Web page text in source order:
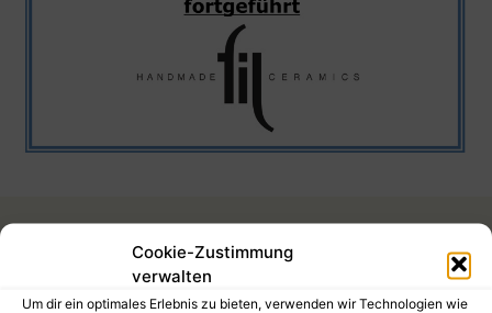
Cookie-Zustimmung
verwalten
Um dir ein optimales Erlebnis zu bieten, verwenden wir Technologien wie
Schreibe einen Kommentar